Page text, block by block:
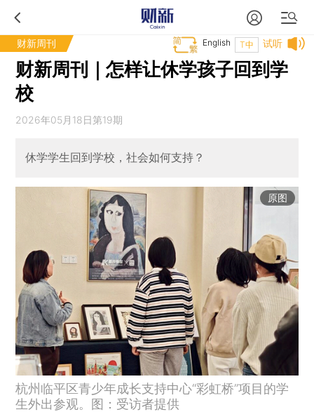
财新周刊 试听
T中
English
财新周刊｜怎样让休学孩子回到学
校
2026年05月18日第19期
休学学生回到学校，社会如何支持？
原图
杭州临平区青少年成长支持中心“彩虹桥”项目的学
生外出参观。图：受访者提供